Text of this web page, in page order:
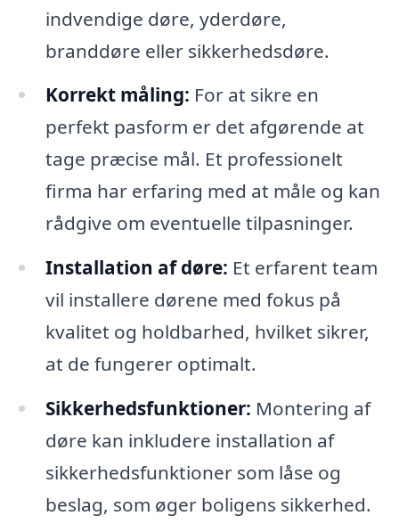
indvendige døre, yderdøre,
branddøre eller sikkerhedsdøre.
Korrekt måling: For at sikre en
perfekt pasform er det afgørende at
tage præcise mål. Et professionelt
firma har erfaring med at måle og kan
rådgive om eventuelle tilpasninger.
Installation af døre: Et erfarent team
vil installere dørene med fokus på
kvalitet og holdbarhed, hvilket sikrer,
at de fungerer optimalt.
Sikkerhedsfunktioner: Montering af
døre kan inkludere installation af
sikkerhedsfunktioner som låse og
beslag, som øger boligens sikkerhed.